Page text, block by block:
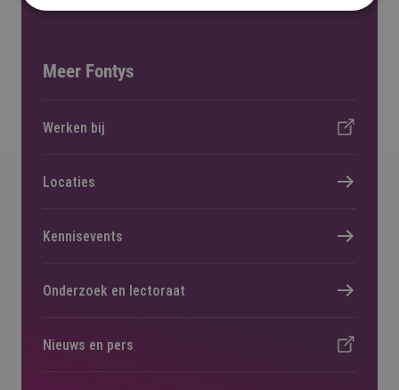
Meer Fontys
Werken bij
Locaties
Kennisevents
Onderzoek en lectoraat
Nieuws en pers